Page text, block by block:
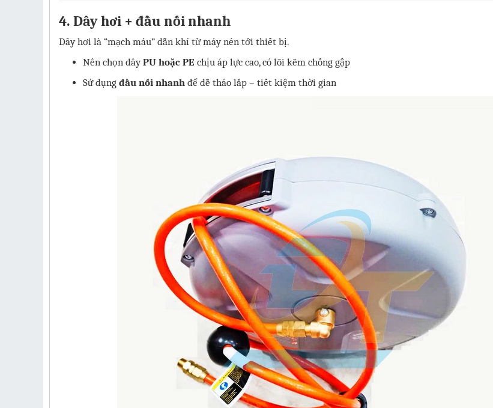
4. Dây hơi + đầu nối nhanh
Dây hơi là “mạch máu” dẫn khí từ máy nén tới thiết bị.
Nên chọn dâyPU hoặc PE chịu áp lực cao, có lõi kẽm chống gập
Sử dụng đầu nối nhanh để dễ tháo lắp – tiết kiệm thời gian